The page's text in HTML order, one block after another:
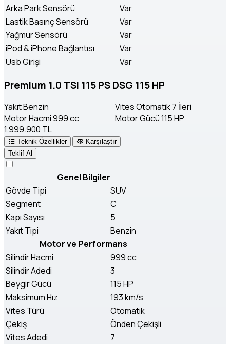
Arka Park Sensörü
Var
Lastik Basınç Sensörü
Var
Yağmur Sensörü
Var
iPod & iPhone Bağlantısı
Var
Usb Girişi
Var
Premium 1.0 TSI 115 PS DSG 115 HP
YakıtBenzin VitesOtomatik 7 İleri
Motor Hacmi999 cc Motor Gücü115 HP
1.999.900 TL
Teknik Özellikler
Karşılaştır
Teklif Al
Genel Bilgiler
Gövde Tipi
SUV
Segment
C
Kapı Sayısı
5
Yakıt Tipi
Benzin
Motor ve Performans
Silindir Hacmi
999 cc
Silindir Adedi
3
Beygir Gücü
115 HP
Maksimum Hız
193 km/s
Vites Türü
Otomatik
Çekiş
Önden Çekişli
Vites Adedi
7